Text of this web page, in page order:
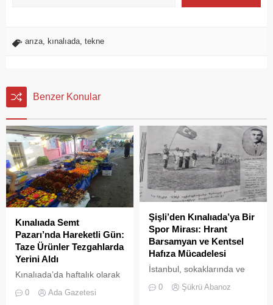
arıza kınalıada tekne
Benzer Konular
Kınalıada Semt
Pazarı’nda Hareketli Gün:
Taze Ürünler Tezgahlarda
Yerini Aldı
Kınalıada’da haftalık olarak
sakinleri ve ziyaretçilerin
0 Ada Gazetesi
Şişli’den Kınalıada’ya Bir
Spor Mirası: Hrant
Barsamyan ve Kentsel
Hafıza Mücadelesi
İstanbul, sokaklarında ve
yüzyıllardır biriktirdiği çok
0 Şükrü Abanoz